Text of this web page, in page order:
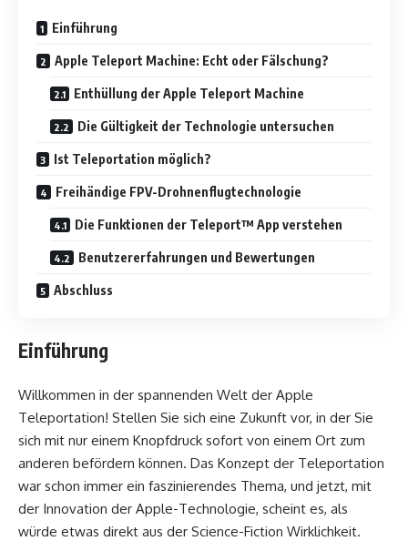
Einführung
Apple Teleport Machine: Echt oder Fälschung?
Enthüllung der Apple Teleport Machine
Die Gültigkeit der Technologie untersuchen
Ist Teleportation möglich?
Freihändige FPV-Drohnenflugtechnologie
Die Funktionen der Teleport™ App verstehen
Benutzererfahrungen und Bewertungen
Abschluss
Einführung
Willkommen in der spannenden Welt der Apple
Teleportation! Stellen Sie sich eine Zukunft vor, in der Sie
sich mit nur einem Knopfdruck sofort von einem Ort zum
anderen befördern können. Das Konzept der Teleportation
war schon immer ein faszinierendes Thema, und jetzt, mit
der Innovation der Apple-Technologie, scheint es, als
würde etwas direkt aus der Science-Fiction Wirklichkeit.